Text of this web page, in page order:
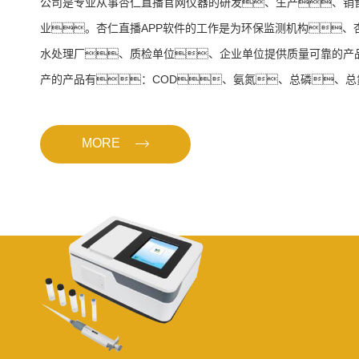
业。杏仁直播APP软件的工作是为环保监测机构、
水处理厂、质检单位、企业单位提供质量可靠的
产的产品有：COD、氨氮、总磷、
播大全、红外测油仪、国标法COD标准消解器
测定仪、多（单）参数重金属测定仪、各种无
求帮助。选择上海杏仁直播APP软件，选择放
杏仁直播APP软件的业务——公司的产品涵盖光学...
MORE